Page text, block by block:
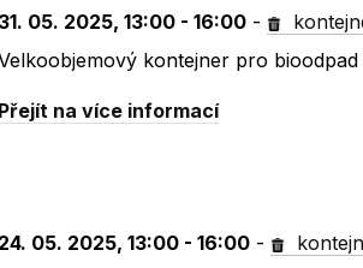
31. 05. 2025, 13:00 - 16:00 -
kontejner pro
Přejít na více informací
24. 05. 2025, 13:00 - 16:00 -